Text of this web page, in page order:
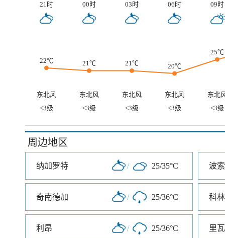
21时 00时 03时 06时 09时
22℃ 21℃ 21℃ 20℃
25℃
东北风 东北风 东北风 东北风
东北
<3级
<3级 <3级 <3级 <3级
周边地区
纳加罗特 / 25/35°C 波
奇南德加 / 25/36°C 科
利昂 / 25/36°C 里